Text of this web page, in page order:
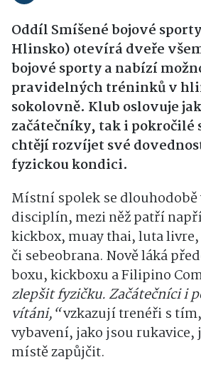
Oddíl Smíšené bojové
Hlinsko) otevírá dveře
bojové sporty a nabízí
pravidelných tréninků v
sokolovně. Klub oslovuje
začátečníky, tak i
chtějí rozvíjet své
fyzickou kondici.
Místní spolek se dlouhodobě
disciplín, mezi něž patří
kickbox, muay thai, luta
či sebeobrana. Nově láká
boxu, kickboxu a Filipino
zlepšit fyzičku. Začátečníci i
vítáni,“vzkazují trenéři s
vybavení, jako jsou rukavice,
místě zapůjčit.